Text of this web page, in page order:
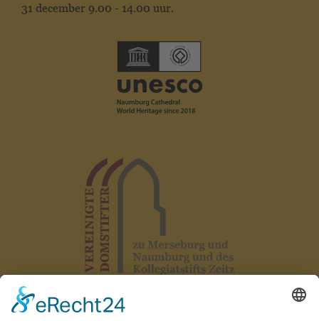
31 december 9.00 - 14.00 uur.